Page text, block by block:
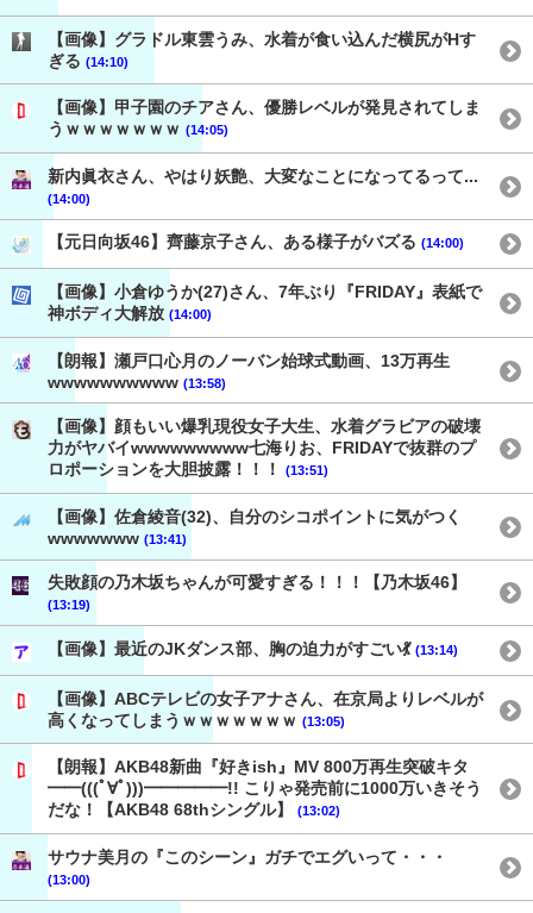
【画像】グラドル東雲うみ、水着が食い込んだ横尻がHす
ぎる (14:10)
【画像】甲子園のチアさん、優勝レベルが発見されてしま
うｗｗｗｗｗｗｗ (14:05)
新内眞衣さん、やはり妖艶、大変なことになってるって...
(14:00)
【元日向坂46】齊藤京子さん、ある様子がバズる (14:00)
【画像】小倉ゆうか(27)さん、7年ぶり『FRIDAY』表紙で
神ボディ大解放 (14:00)
【朗報】瀬戸口心月のノーバン始球式動画、13万再生
wwwwwwwwww (13:58)
【画像】顔もいい爆乳現役女子大生、水着グラビアの破壊
力がヤバイwwwwwwwww七海りお、FRIDAYで抜群のプ
ロポーションを大胆披露！！！
(13:51)
【画像】佐倉綾音(32)、自分のシコポイントに気がつく
wwwwwww (13:41)
失敗顔の乃木坂ちゃんが可愛すぎる！！！【乃木坂46】
(13:19)
【画像】最近のJKダンス部、胸の迫力がすごい💃 (13:14)
【画像】ABCテレビの女子アナさん、在京局よりレベルが
高くなってしまうｗｗｗｗｗｗｗ (13:05)
【朗報】AKB48新曲『好きish』MV 800万再生突破キタ
━━(((ﾟ∀ﾟ)))━━━━━!! こりゃ発売前に1000万いきそう
だな！【AKB48 68thシングル】
(13:02)
サウナ美月の『このシーン』ガチでエグいって・・・
(13:00)